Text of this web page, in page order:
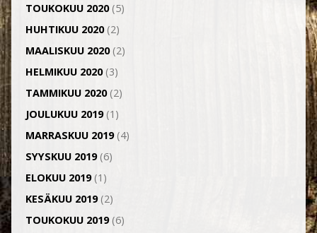
TOUKOKUU 2020(5)
HUHTIKUU 2020(2)
MAALISKUU 2020(2)
HELMIKUU 2020(3)
TAMMIKUU 2020(2)
JOULUKUU 2019(1)
MARRASKUU 2019(4)
SYYSKUU 2019(6)
ELOKUU 2019(1)
KESÄKUU 2019(2)
TOUKOKUU 2019(6)